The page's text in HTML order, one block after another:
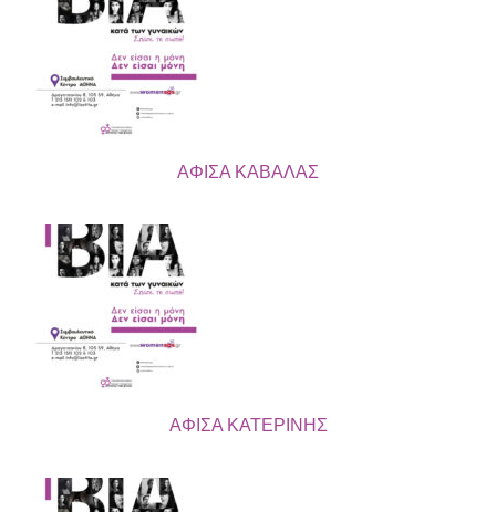
ΑΦΙΣΑ ΚΑΒΑΛΑΣ
ΑΦΙΣΑ ΚΑΤΕΡΙΝΗΣ